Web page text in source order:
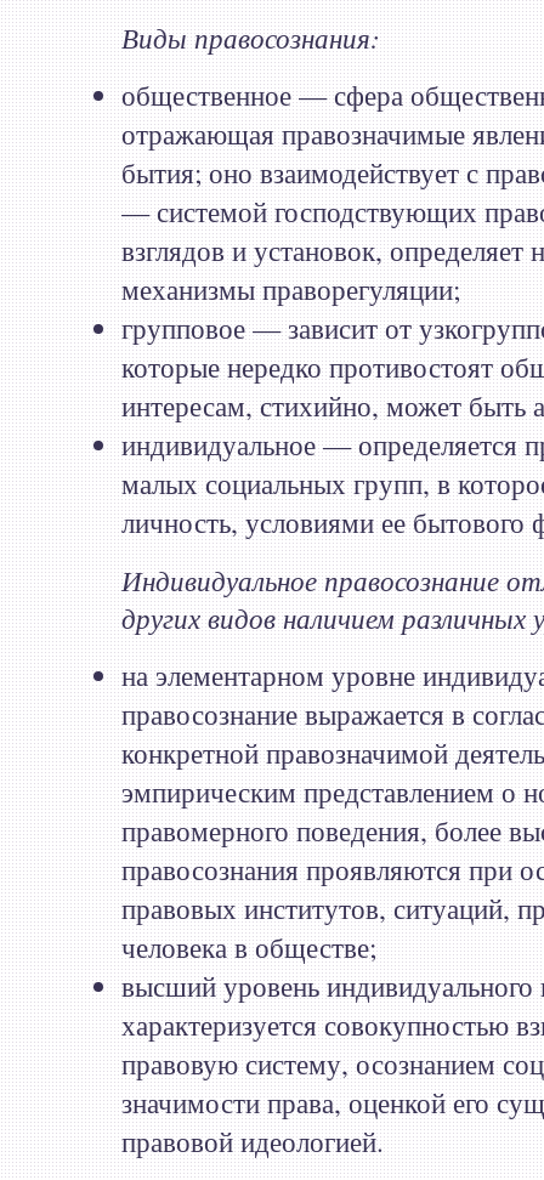
Виды правосознания:
общественное — сфера
отражающая правозначимые
бытия; оно взаимодействует с
— системой господствующих
взглядов и установок, определяет
механизмы праворегуляции;
групповое — зависит от
которые нередко противостоят
интересам, стихийно, может быть
индивидуальное — определяется
малых социальных групп, в
личность, условиями ее бытового
Индивидуальное правосознание
других видов наличием различных
на элементарном уровне
правосознание выражается в
конкретной правозначимой
эмпирическим представлением о
правомерного поведения, более
правосознания проявляются при
правовых институтов, ситуаций,
человека в обществе;
высший уровень индивидуального
характеризуется совокупностью
правовую систему, осознанием
значимости права, оценкой его
правовой идеологией.